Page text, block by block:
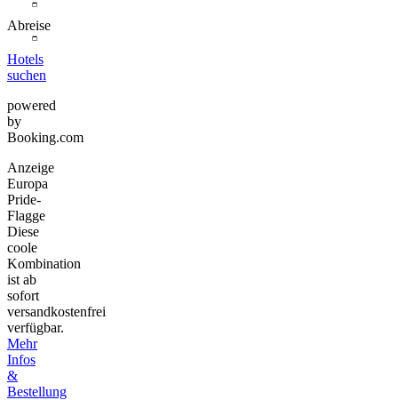
Abreise
Hotels
suchen
powered
by
Booking.com
Anzeige
Europa
Pride-
Flagge
Diese
coole
Kombination
ist ab
sofort
versandkostenfrei
verfügbar.
Mehr
Infos
&
Bestellung